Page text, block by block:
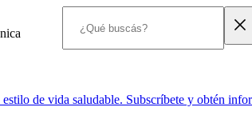
de vida saludable. Subscríbete y obtén